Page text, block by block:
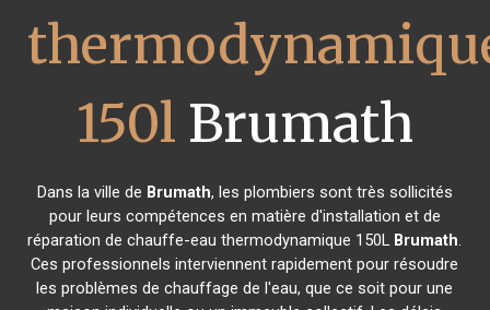
150l Brumath
Dans la ville de Brumath, les plombiers sont très sollicités
pour leurs compétences en matière d'installation et de
réparation de chauffe-eau thermodynamique 150L Brumath.
Ces professionnels interviennent rapidement pour résoudre
les problèmes de chauffage de l'eau, que ce soit pour une